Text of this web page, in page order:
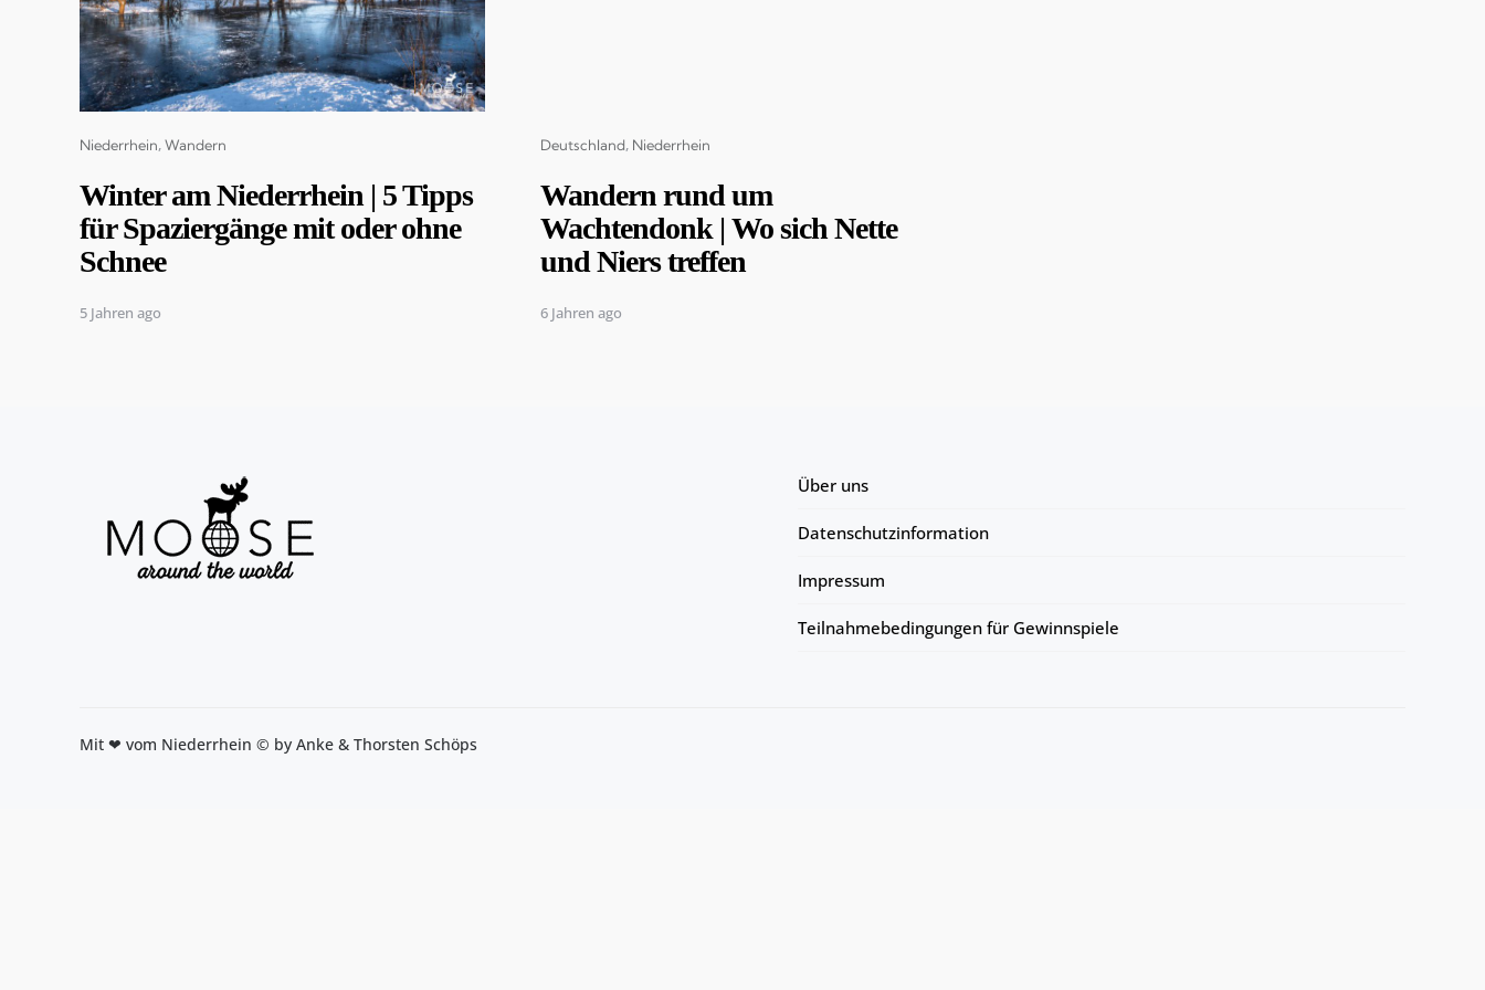
Categories
Niederrhein Wandern
Winter am Niederrhein | 5 Tipps
für Spaziergänge mit oder ohne
Schnee
5 Jahren ago
Categories
Deutschland Niederrhein
Wandern rund um
Wachtendonk | Wo sich Nette
und Niers treffen
6 Jahren ago
Über uns
Datenschutzinformation
Impressum
Teilnahmebedingungen für Gewinnspiele
Mit ❤ vom Niederrhein © by Anke & Thorsten Schöps